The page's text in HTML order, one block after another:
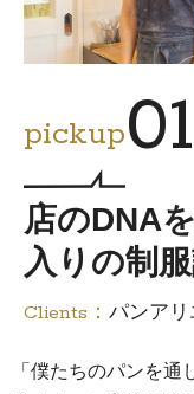
pickup01
店のDNA
入りの制
Clients： パンア
「僕たちのパンを